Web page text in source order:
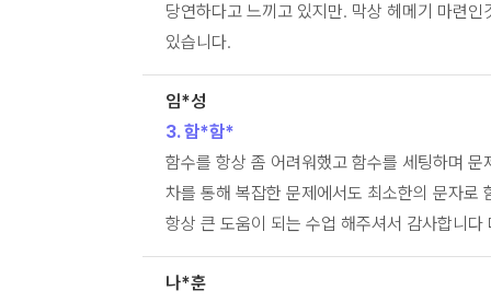
당연하다고 느끼고 있지만. 막상 헤메기 마련
있습니다.
임*성
3. 함*함*
함수를 항상 좀 어려워했고 함수를 세팅하며
차를 통해 복잡한 문제에서도 최소한의 문자로
항상 큰 도움이 되는 수업 해주셔서 감사합니
나*훈